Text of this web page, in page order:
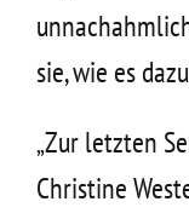
sie, wie es
„Zur letzten
Christine